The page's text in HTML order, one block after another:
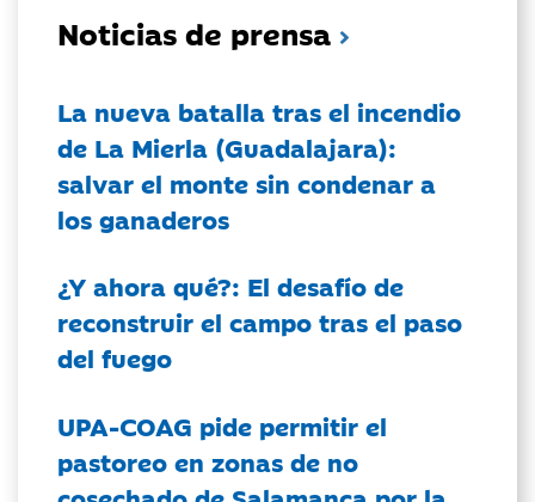
Noticias de prensa
La nueva batalla tras el incendio
de La Mierla (Guadalajara):
salvar el monte sin condenar a
los ganaderos
¿Y ahora qué?: El desafío de
reconstruir el campo tras el paso
del fuego
UPA-COAG pide permitir el
pastoreo en zonas de no